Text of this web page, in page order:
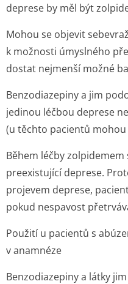
deprese by měl být
Mohou se objevit
k možnosti úmyslného
dostat nejmenší možné
Benzodiazepiny a jim
jedinou léčbou deprese
(u těchto pacientů
Během léčby
preexistující deprese.
projevem deprese,
pokud nespavost
Použití u pacientů s
v anamnéze
Benzodiazepiny a látky